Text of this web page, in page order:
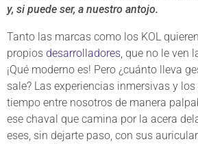
y, si puede ser, a nuestro antojo.
Tanto las marcas como los KOL
propios desarrolladores, que no le ven
¡Qué moderno es! Pero ¿cuánto lleva
sale? Las experiencias inmersivas y
tiempo entre nosotros de manera
ese chaval que camina por la acera
eses, sin dejarte paso, con sus